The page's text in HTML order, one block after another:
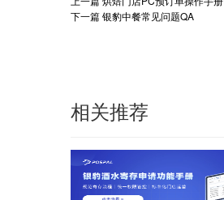
下一篇银豹中餐常见问题QA
相关推荐